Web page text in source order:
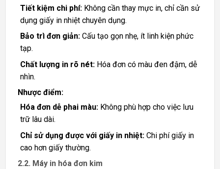
Tiết kiệm chi phí:Không cần thay mực in, chỉ cần sử
dụng giấy in nhiệt chuyên dụng.
Bảo trì đơn giản:Cấu tạo gọn nhẹ, ít linh kiện phức
tạp.
Chất lượng in rõ nét:Hóa đơn có màu đen đậm, dễ
nhìn.
Nhược điểm:
Hóa đơn dễ phai màu:Không phù hợp cho việc lưu
trữ lâu dài.
Chỉ sử dụng được với giấy in nhiệt:Chi phí giấy in
cao hơn giấy thường.
2.2. Máy in hóa đơn kim